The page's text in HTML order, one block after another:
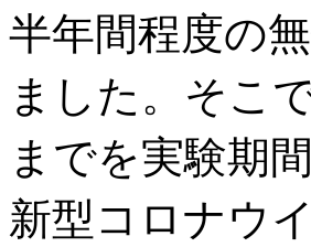
半年間程度の
ました。そこ
までを実験期
新型コロナウ